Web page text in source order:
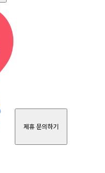
제휴 문의하기